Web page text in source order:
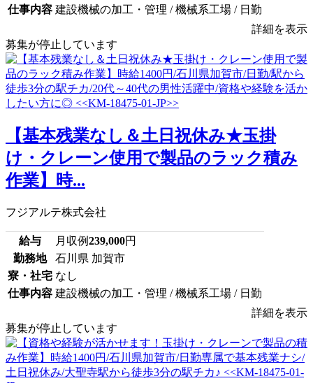
仕事内容 建設機械の加工・管理 / 機械系工場 / 日勤
詳細を表示
募集が停止しています
【基本残業なし＆土日祝休み★玉掛
け・クレーン使用で製品のラック積み
作業】時...
フジアルテ株式会社
給与 月収例239,000円
勤務地
石川県 加賀市
寮・社宅 なし
仕事内容 建設機械の加工・管理 / 機械系工場 / 日勤
詳細を表示
募集が停止しています